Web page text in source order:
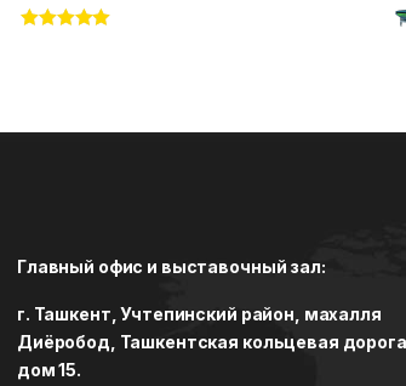
Главный офис и выставочный зал:
г. Ташкент, Учтепинский район, махалля
Диёробод, Ташкентская кольцевая дорога,
дом 15.